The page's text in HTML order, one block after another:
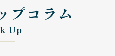
プコラム
Up
お知らせ